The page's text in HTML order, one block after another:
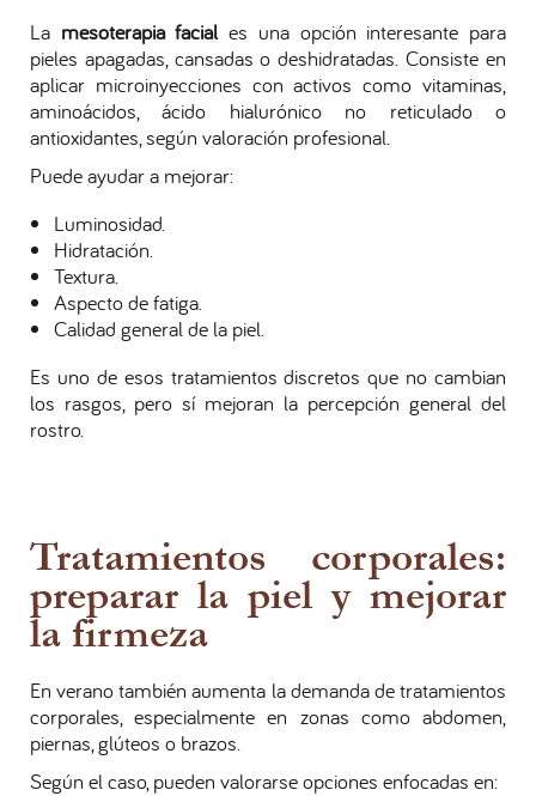
La mesoterapia faciales una opción interesante para
pieles apagadas, cansadas o deshidratadas. Consiste en
aplicar microinyecciones con activos como vitaminas,
aminoácidos, ácido hialurónico no reticulado o
antioxidantes, según valoración profesional.
Puede ayudar a mejorar:
Luminosidad.
Hidratación.
Textura.
Aspecto de fatiga.
Calidad general de la piel.
Es uno de esos tratamientos discretos que no cambian
los rasgos, pero sí mejoran la percepción general del
rostro.
Tratamientos corporales:
preparar la piel y mejorar
la firmeza
En verano también aumenta la demanda de tratamientos
corporales, especialmente en zonas como abdomen,
piernas, glúteos o brazos.
Según el caso, pueden valorarse opciones enfocadas en: